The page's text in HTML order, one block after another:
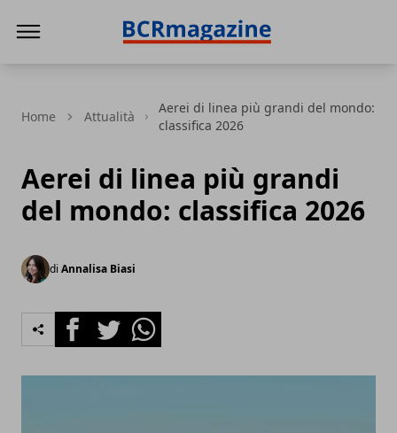
Home Attualità
Aerei di linea più grandi del mondo:
classifica 2026
Aerei di linea più grandi
del mondo: classifica 2026
di Annalisa Biasi
FacebookTwitterWhatsapp